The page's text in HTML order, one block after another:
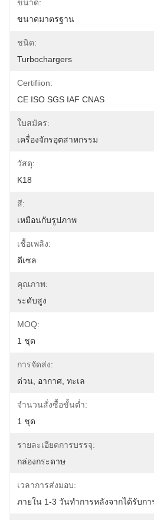
ขนาด:
ขนาดมาตรฐาน
ชนิด:
Turbochargers
Certifiion:
CE ISO SGS IAF CNAS
ใบสมัคร:
เครื่องจักรอุตสาหกรรม
วัสดุ:
K18
สี:
เหมือนกับรูปภาพ
เชื้อเพลิง:
ดีเซล
คุณภาพ:
ระดับสูง
MOQ:
1 ชุด
การจัดส่ง:
ด่วน, อากาศ, ทะเล
จำนวนสั่งซื้อขั้นต่ำ:
1 ชุด
รายละเอียดการบรรจุ:
กล่องกระดาษ
เวลาการส่งมอบ:
ภายใน 1-3 วันทำการหลังจากได้รับก